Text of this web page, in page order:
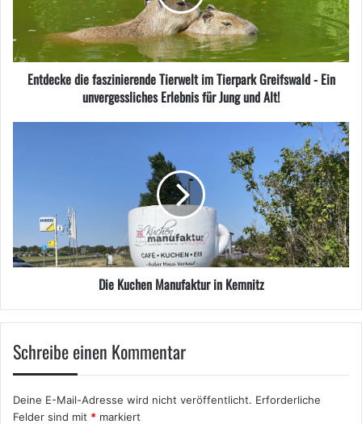
Entdecke die faszinierende Tierwelt im Tierpark Greifswald - Ein
unvergessliches Erlebnis für Jung und Alt!
Die Kuchen Manufaktur in Kemnitz
Schreibe einen Kommentar
Deine E-Mail-Adresse wird nicht veröffentlicht. Erforderliche
Felder sind mit * markiert